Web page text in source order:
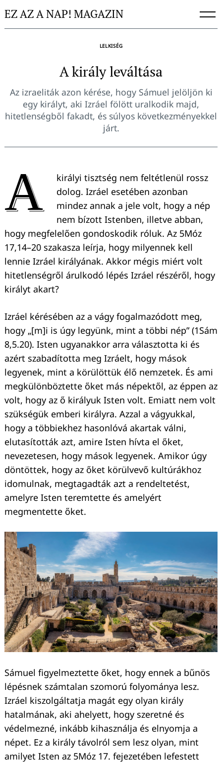
toEZ AZ A NAP! MAGAZIN
LELKISÉG
A király leváltása
Az izraeliták azon kérése, hogy Sámuel jelöljön ki
egy királyt, aki Izráel fölött uralkodik majd,
hitetlenségből fakadt, és súlyos következményekkel
járt.
A
királyi tisztség nem feltétlenül rossz
dolog. Izráel esetében azonban
mindez annak a jele volt, hogy a nép
nem bízott Istenben, illetve abban,
hogy megfelelően gondoskodik róluk. Az 5Móz
17,14–20 szakasza leírja, hogy milyennek kell
lennie Izráel királyának. Akkor mégis miért volt
hitetlenségről árulkodó lépés Izráel részéről, hogy
királyt akart?
Izráel kérésében az a vágy fogalmazódott meg,
hogy „[m]i is úgy legyünk, mint a többi nép” (1Sám
8,5.20). Isten ugyanakkor arra választotta ki és
azért szabadította meg Izráelt, hogy mások
legyenek, mint a körülöttük élő nemzetek. És ami
megkülönböztette őket más népektől, az éppen az
volt, hogy az ő királyuk Isten volt. Emiatt nem volt
szükségük emberi királyra. Azzal a vágyukkal,
hogy a többiekhez hasonlóvá akartak válni,
elutasították azt, amire Isten hívta el őket,
nevezetesen, hogy mások legyenek. Amikor úgy
döntöttek, hogy az őket körülvevő kultúrákhoz
idomulnak, megtagadták azt a rendeltetést,
amelyre Isten teremtette és amelyért
megmentette őket.
Sámuel figyelmeztette őket, hogy ennek a bűnös
lépésnek számtalan szomorú folyománya lesz.
Izráel kiszolgáltatja magát egy olyan király
hatalmának, aki ahelyett, hogy szeretné és
védelmezné, inkább kihasználja és elnyomja a
népet. Ez a király távolról sem lesz olyan, mint
amilyet Isten az 5Móz 17. fejezetében lefestett